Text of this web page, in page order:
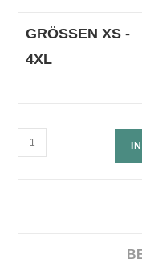
GRÖSSEN XS - 4
XL